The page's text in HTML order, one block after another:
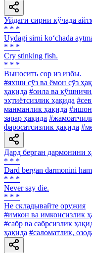
Уйдаги сирни кўчада
* * *
Uydagi sirni ko‘chada
* * *
Cry stinking fish.
* * *
Выносить cop из избы.
#яхши сўз ва ёмон сўз
ҳақида #оила ва
эҳтиётсизлик ҳақида
манманлик ҳақида
зарар ҳақида
фаросатсизлик ҳақида
Дард берган дармонини
* * *
Dard bergan darmonini
* * *
Never say die.
* * *
He складывайте оружия
#имкон ва имконсизлик
#сабр ва сабрсизлик
ҳақида #саломатлик,